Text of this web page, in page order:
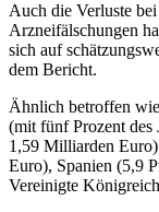
Auch die Verluste
Arzneifälschungen
sich auf
dem Bericht.
Ähnlich betroffen
(mit fünf Prozent des
1,59 Milliarden
Euro), Spanien (5,9
Vereinigte